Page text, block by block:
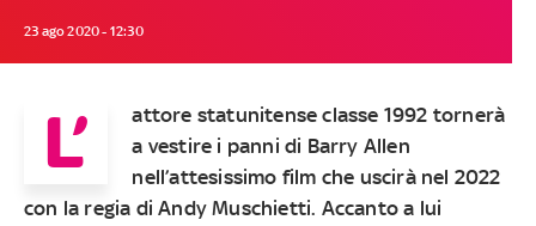
23 ago 2020 - 12:30
L’
attore statunitense classe 1992 tornerà
a vestire i panni di Barry Allen
nell’attesissimo film che uscirà nel 2022
con la regia di Andy Muschietti. Accanto a lui